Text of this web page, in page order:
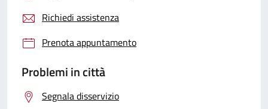
Richiedi assistenza
Prenota appuntamento
Problemi in città
Segnala disservizio